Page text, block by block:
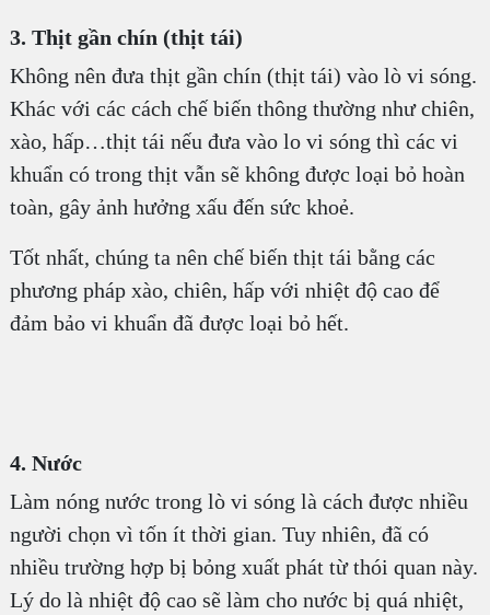
3. Thịt gần chín (thịt tái)
Không nên đưa thịt gần chín (thịt tái) vào lò vi sóng.
Khác với các cách chế biến thông thường như chiên,
xào, hấp…thịt tái nếu đưa vào lo vi sóng thì các vi
khuẩn có trong thịt vẫn sẽ không được loại bỏ hoàn
toàn, gây ảnh hưởng xấu đến sức khoẻ.
Tốt nhất, chúng ta nên chế biến thịt tái bằng các
phương pháp xào, chiên, hấp với nhiệt độ cao để
đảm bảo vi khuẩn đã được loại bỏ hết.
4. Nước
Làm nóng nước trong lò vi sóng là cách được nhiều
người chọn vì tốn ít thời gian. Tuy nhiên, đã có
nhiều trường hợp bị bỏng xuất phát từ thói quan này.
Lý do là nhiệt độ cao sẽ làm cho nước bị quá nhiệt,